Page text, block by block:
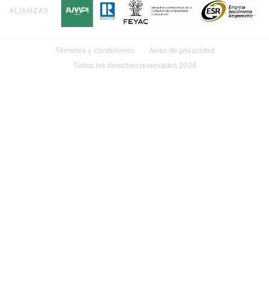
ALIANZAS
Términos y condiciones
Aviso de privacidad
Todos los derechos reservados 2026